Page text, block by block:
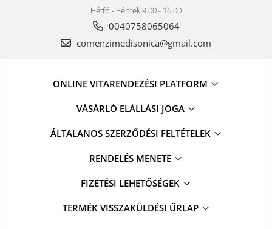
Hétfő - Péntek 9.00 - 16.00
0040758065064
comenzimedisonica@gmail.com
ONLINE VITARENDEZÉSI PLATFORM
VÁSÁRLÓ ELÁLLÁSI JOGA
ÁLTALANOS SZERZŐDÉSI FELTÉTELEK
RENDELÉS MENETE
FIZETÉSI LEHETŐSÉGEK
TERMÉK VISSZAKÜLDÉSI ŰRLAP